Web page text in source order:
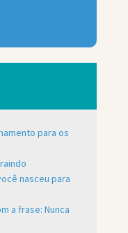
para os
nasceu para
a frase: Nunca